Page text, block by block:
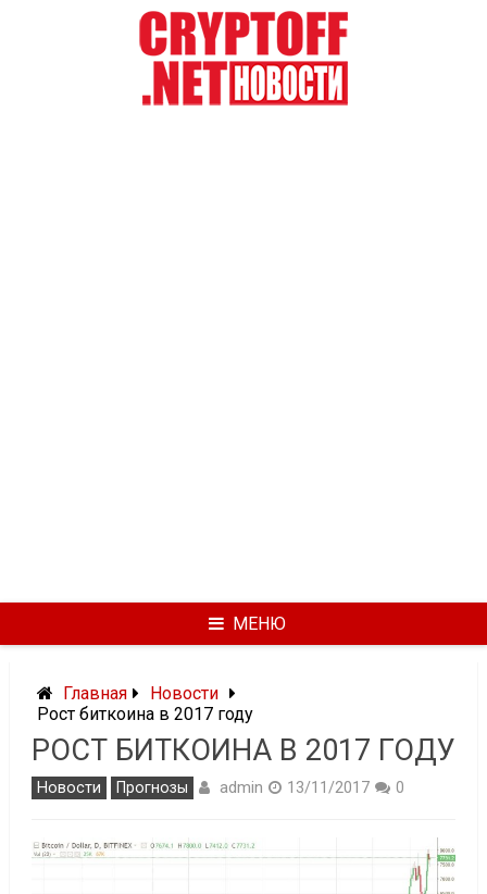
МЕНЮ
Главная
Новости
Рост биткоина в 2017 году
РОСТ БИТКОИНА В 2017 ГОДУ
Новости Прогнозы admin 13/11/2017 0